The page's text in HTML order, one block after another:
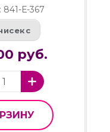
841-Е-367
руб.